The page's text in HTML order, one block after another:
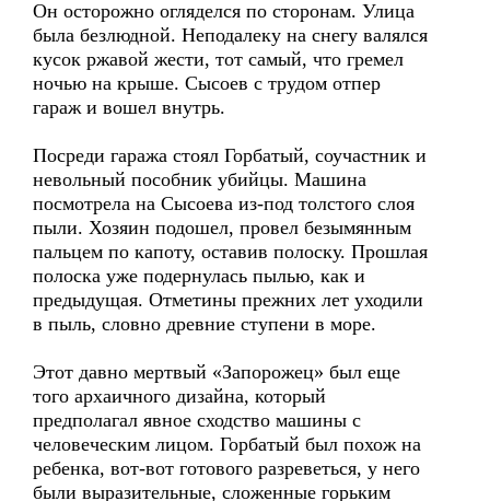
Он осторожно огляделся по сторонам. Улица
была безлюдной. Неподалеку на снегу валялся
кусок ржавой жести, тот самый, что гремел
ночью на крыше. Сысоев с трудом отпер
гараж и вошел внутрь.
Посреди гаража стоял Горбатый, соучастник и
невольный пособник убийцы. Машина
посмотрела на Сысоева из-под толстого слоя
пыли. Хозяин подошел, провел безымянным
пальцем по капоту, оставив полоску. Прошлая
полоска уже подернулась пылью, как и
предыдущая. Отметины прежних лет уходили
в пыль, словно древние ступени в море.
Этот давно мертвый «Запорожец» был еще
того архаичного дизайна, который
предполагал явное сходство машины с
человеческим лицом. Горбатый был похож на
ребенка, вот-вот готового разреветься, у него
были выразительные, сложенные горьким